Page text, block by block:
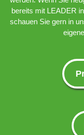
bereits mit LEADER
schauen Sie gern in